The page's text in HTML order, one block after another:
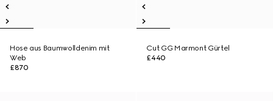
Hose aus Baumwolldenim mit
Web
£870
Cut GG Marmont Gürtel
£440